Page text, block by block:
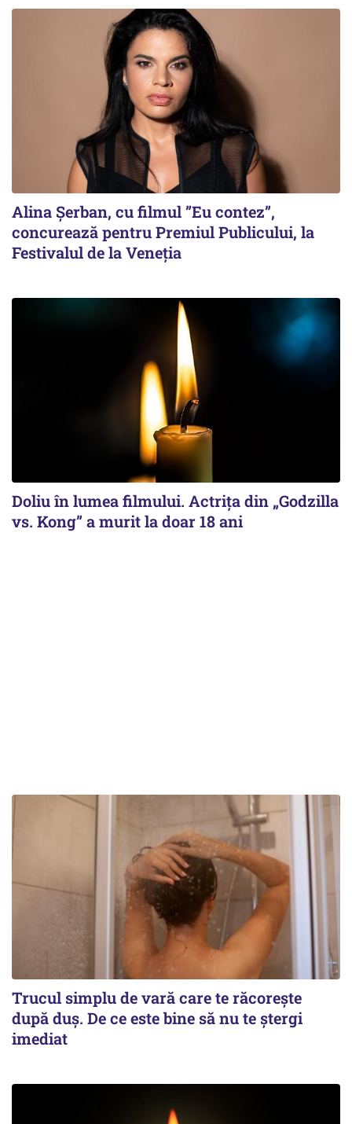
Alina Șerban, cu filmul ”Eu contez”,
concurează pentru Premiul Publicului, la
Festivalul de la Veneția
Doliu în lumea filmului. Actrița din „Godzilla
vs. Kong” a murit la doar 18 ani
Trucul simplu de vară care te răcorește
după duș. De ce este bine să nu te ștergi
imediat